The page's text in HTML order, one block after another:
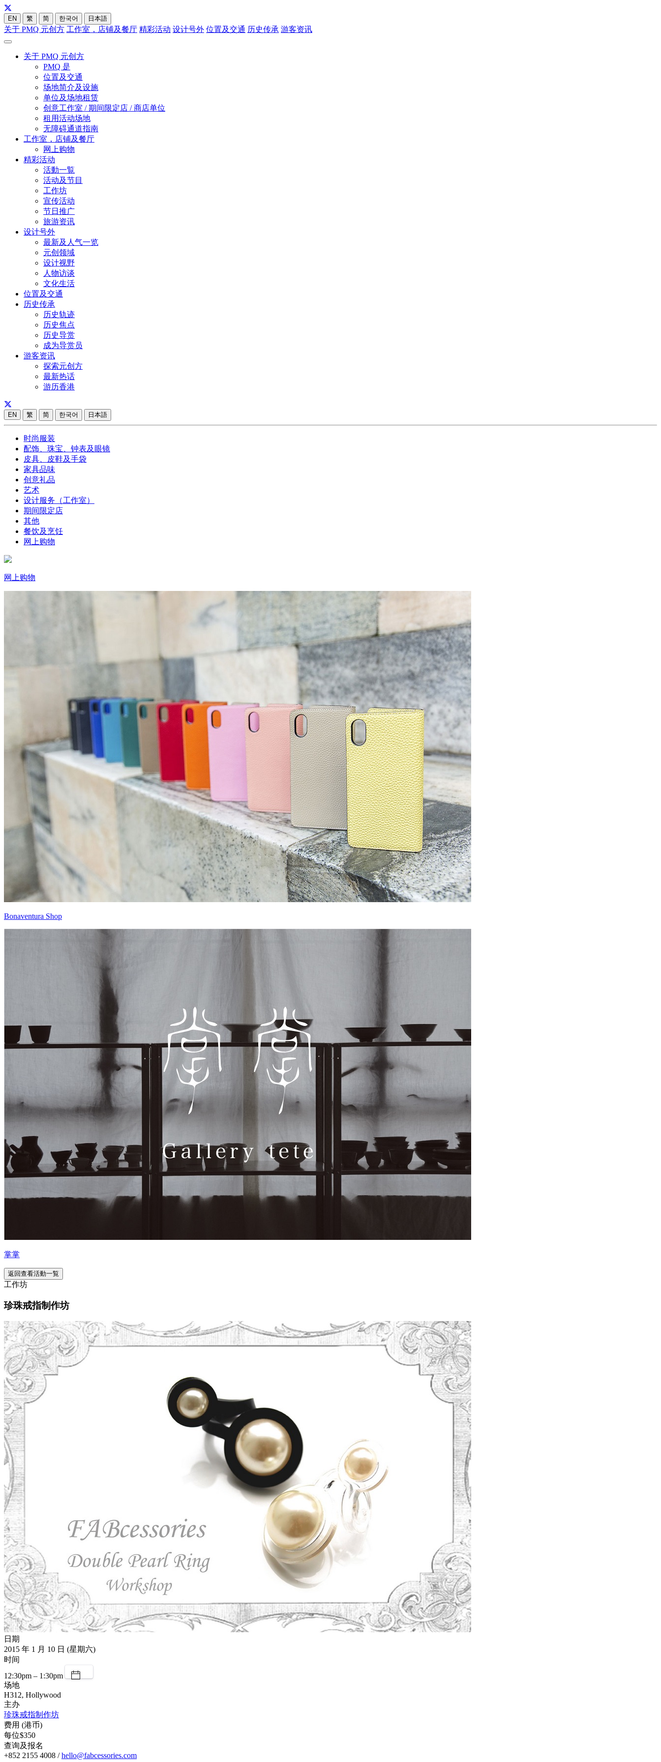
EN 繁 简 한국어 日本語
关于 PMQ 元创方 工作室，店铺及餐厅 精彩活动 设计号外 位置及交通 历史传承 游客资讯
关于 PMQ 元创方
PMQ 是
位置及交通
场地简介及设施
单位及场地租赁
创意工作室 / 期间限定店 / 商店单位
租用活动场地
无障碍通道指南
工作室，店铺及餐厅
网上购物
精彩活动
活動一覧
活动及节目
工作坊
宣传活动
节日推广
旅游资讯
设计号外
最新及人气一览
元创领域
设计视野
人物访谈
文化生活
位置及交通
历史传承
历史轨迹
历史焦点
历史导赏
成为导赏员
游客资讯
探索元创方
最新热话
游历香港
EN 繁 简 한국어 日本語
时尚服装
配饰、珠宝、钟表及眼镜
皮具、皮鞋及手袋
家具品味
创意礼品
艺术
设计服务（工作室）
期间限定店
其他
餐饮及烹饪
网上购物
网上购物
Bonaventura Shop
掌掌
返回查看活動一覧
工作坊
珍珠戒指制作坊
日期
2015 年 1 月 10 日 (星期六)
时间
12:30pm – 1:30pm
场地
H312, Hollywood
主办
珍珠戒指制作坊
费用 (港币)
每位$350
查询及报名
+852 2155 4008 /hello@fabcessories.com